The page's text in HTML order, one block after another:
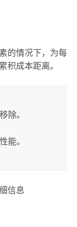
的情况下，为每
积成本距离。
除。
能。
信息